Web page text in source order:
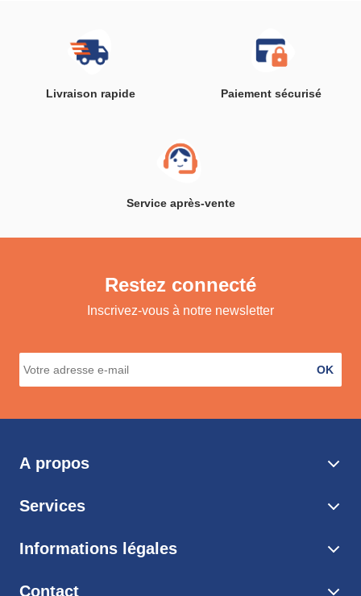
Livraison rapide Paiement sécurisé
Service après-vente
Restez connecté
Inscrivez-vous à notre newsletter
OK
A propos
Services
Informations légales
Contact